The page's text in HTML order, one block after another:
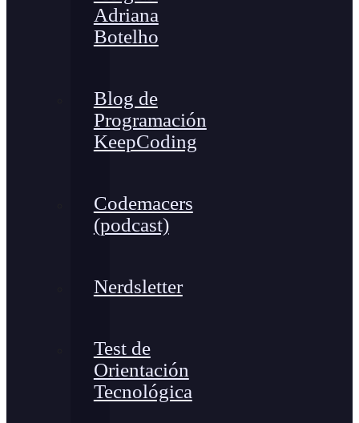
Adriana
Botelho
Blog de
Programación
KeepCoding
Codemacers
(podcast)
Nerdsletter
Test de
Orientación
Tecnológica